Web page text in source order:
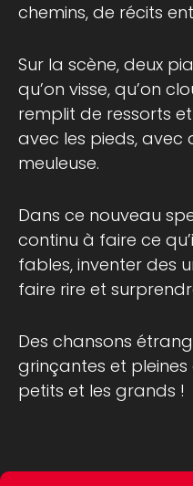
chemins, de récits
Sur la scène, deux
qu’on visse, qu’on
remplit de ressorts
avec les pieds, avec
meuleuse.
Dans ce nouveau
continu à faire ce
fables, inventer des
faire rire et
Des chansons
grinçantes et
petits et les grands !